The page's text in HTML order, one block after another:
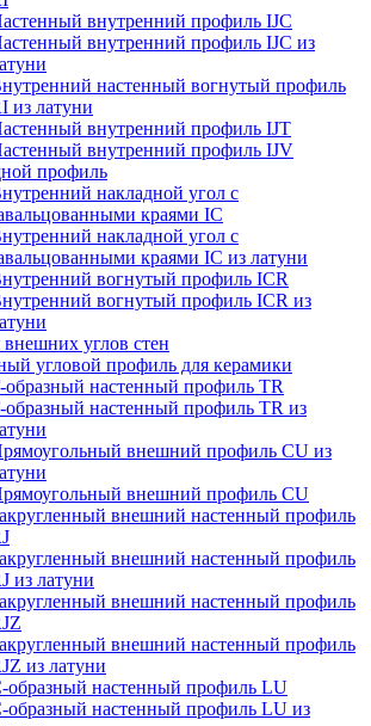
внутренний профиль IJC
внутренний профиль IJC из
настенный вогнутый профиль
из латуни
внутренний профиль IJT
внутренний профиль IJV
профиль
накладной угол с
краями IC
накладной угол с
краями IC из латуни
вогнутый профиль ICR
вогнутый профиль ICR из
углов стен
угловой профиль для керамики
образный настенный профиль TR
образный настенный профиль TR из
внешний профиль CU из
внешний профиль CU
внешний настенный профиль
внешний настенный профиль
из латуни
внешний настенный профиль
внешний настенный профиль
из латуни
образный настенный профиль LU
образный настенный профиль LU из